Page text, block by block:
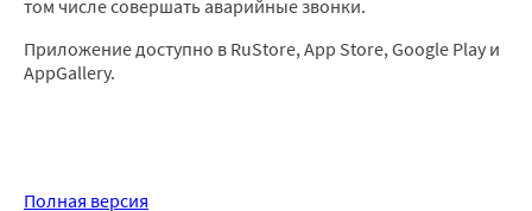
том числе совершать аварийные звонки.
Приложение доступно в RuStore, App Store, Google Play и
AppGallery.
Полная версия